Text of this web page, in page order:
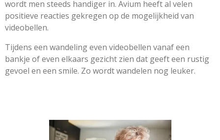
wordt men steeds handiger in. Avium heeft al velen
positieve reacties gekregen op de mogelijkheid van
videobellen.
Tijdens een wandeling even videobellen vanaf een
bankje of even elkaars gezicht zien dat geeft een rustig
gevoel en een smile. Zo wordt wandelen nog leuker.